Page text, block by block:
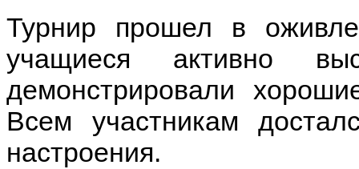
Турнир прошел в
учащиеся активно
демонстрировали
Всем участникам
настроения.